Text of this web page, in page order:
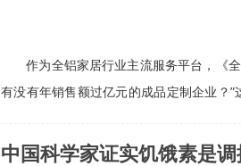
作为全铝家居行业主流服务平台，《全
有没有年销售额过亿元的成品定制企业？
中国科学家证实饥饿素是